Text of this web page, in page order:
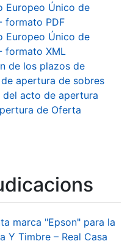
Europeo Único de
formato PDF
Europeo Único de
formato XML
de los plazos de
apertura de sobres
del acto de apertura
de Oferta
marca "Epson" para la
Y Timbre – Real Casa